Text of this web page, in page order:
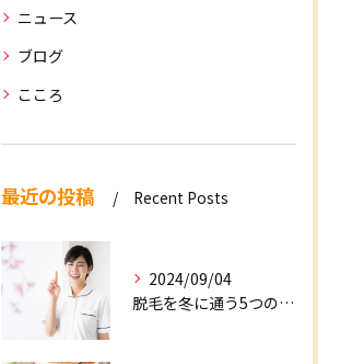
ニュース
ブログ
こころ
最近の投稿 Recent Posts
2024/09/04
脱毛を冬に通う5つのメリット！デメリットや注意点を解説！